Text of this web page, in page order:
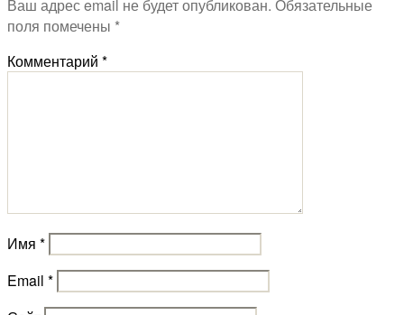
Ваш адрес email не будет опубликован. Обязательные
поля помечены *
Комментарий *
Имя *
Email *